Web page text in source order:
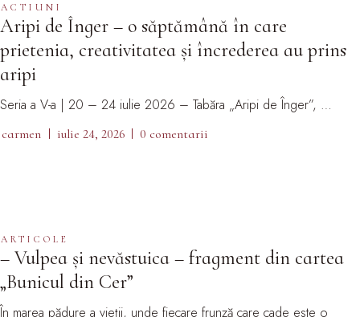
ACTIUNI
Aripi de Înger – o săptămână în care
prietenia, creativitatea și încrederea au prins
aripi
Seria a V-a | 20 – 24 iulie 2026 – Tabăra „Aripi de Înger”, …
carmen iulie 24, 2026 0 comentarii
ARTICOLE
– Vulpea și nevăstuica – fragment din cartea
„Bunicul din Cer”
În marea pădure a vieții, unde fiecare frunză care cade este o